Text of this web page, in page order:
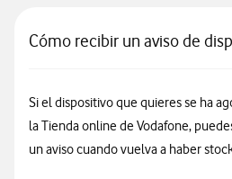
Cómo recibir un aviso de
Si el dispositivo que quieres se ha
la Tienda online de Vodafone,
un aviso cuando vuelva a haber